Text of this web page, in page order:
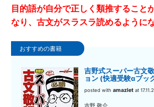
目的語が自分で正しく類推すること
なり、古文がスラスラ読めるように
吉野式スーパー古文
ョン (快適受験αブッ
posted withamazlet at
吉野 敬介